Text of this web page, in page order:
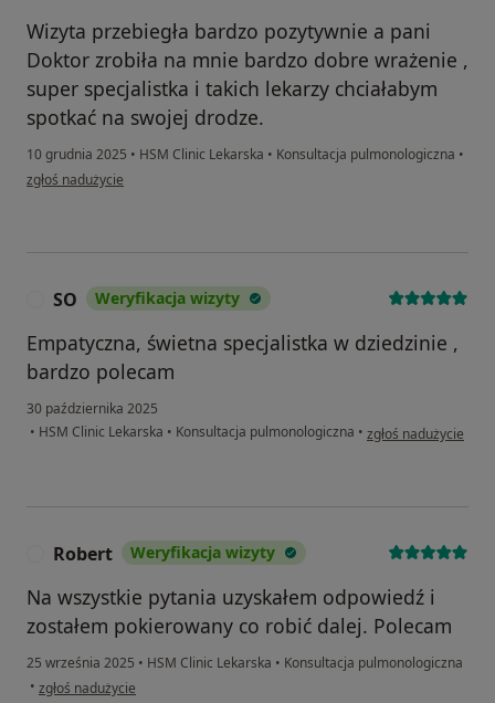
Wizyta przebiegła bardzo pozytywnie a pani
Doktor zrobiła na mnie bardzo dobre wrażenie ,
super specjalistka i takich lekarzy chciałabym
spotkać na swojej drodze.
10 grudnia 2025 • HSM Clinic Lekarska • Konsultacja pulmonologiczna •
w opinii użytkownika Darek
zgłoś nadużycie
SO Weryfikacja wizyty
Empatyczna, świetna specjalistka w dziedzinie ,
bardzo polecam
30 października 2025
• HSM Clinic Lekarska • Konsultacja pulmonologiczna • w opinii użytkownika
zgłoś nadużycie
Robert Weryfikacja wizyty
Na wszystkie pytania uzyskałem odpowiedź i
zostałem pokierowany co robić dalej. Polecam
25 września 2025 • HSM Clinic Lekarska • Konsultacja pulmonologiczna
• w opinii użytkownika Robert
zgłoś nadużycie